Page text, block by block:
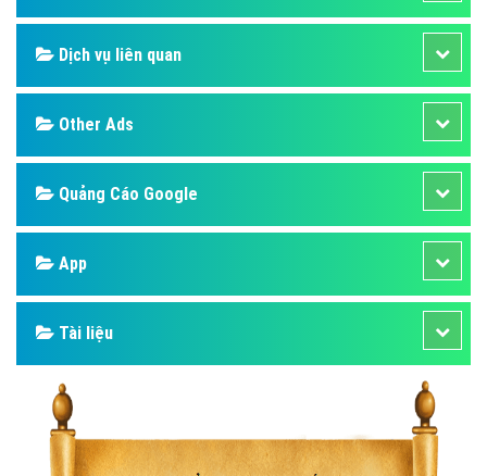
Dịch vụ liên quan
Other Ads
Quảng Cáo Google
App
Tài liệu